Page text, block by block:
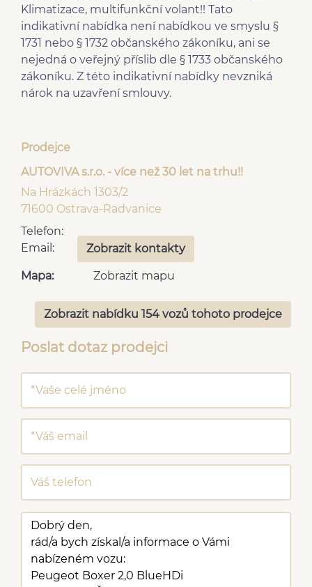
Klimatizace, multifunkční volant!! Tato
indikativní nabídka není nabídkou ve smyslu §
1731 nebo § 1732 občanského zákoníku, ani se
nejedná o veřejný příslib dle § 1733 občanského
zákoníku. Z této indikativní nabídky nevzniká
nárok na uzavření smlouvy.
Prodejce
AUTOVIVA s.r.o. - více než 30 let na trhu!!
Na Hrázkách 1303/2
71600 Ostrava-Radvanice
Telefon:
Email:
Zobrazit kontakty
Mapa: Zobrazit mapu
Zobrazit nabídku 154 vozů tohoto prodejce
Poslat dotaz prodejci